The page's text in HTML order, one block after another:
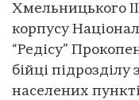
Хмельницького
корпусу
“Редісу”
бійці підрозділу
населених